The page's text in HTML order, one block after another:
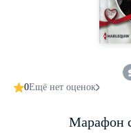
0Ещё нет оценок
Марафон